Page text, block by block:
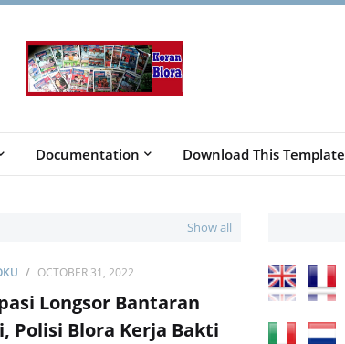
Documentation Download This Template
Show all
OCTOBER 31, 2022
Longsor Bantaran
Polisi Blora Kerja Bakti